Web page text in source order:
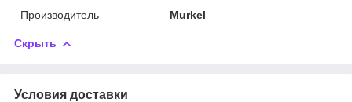
Производитель
Murkel
Скрыть
Условия доставки